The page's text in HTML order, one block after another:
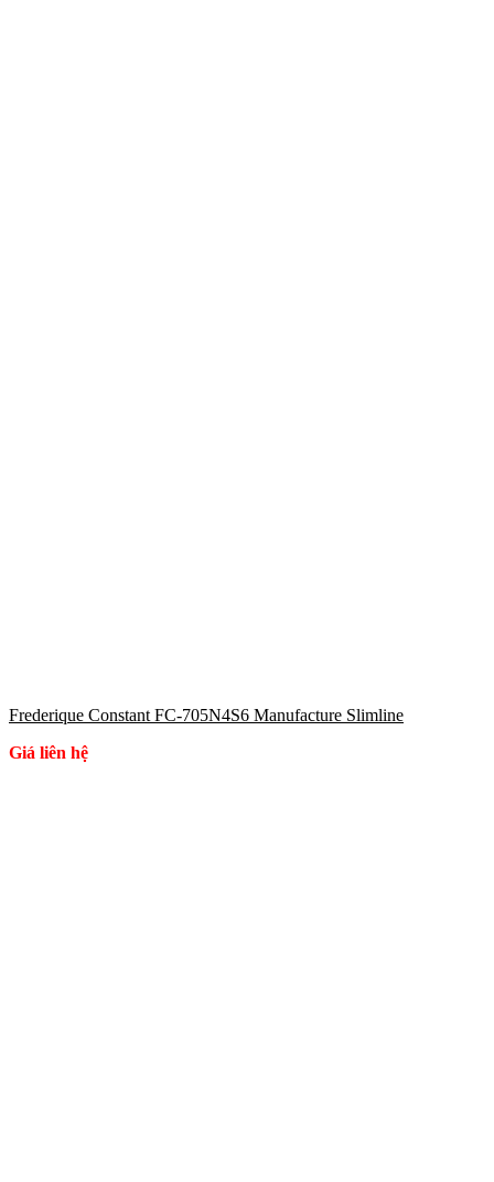
Frederique Constant FC-705N4S6 Manufacture Slimline
Giá liên hệ